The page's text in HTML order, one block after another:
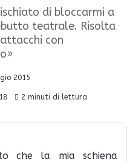
di bloccarmi a
teatrale. Risolta
con
2015
2 minuti di lettura
che la mia schiena